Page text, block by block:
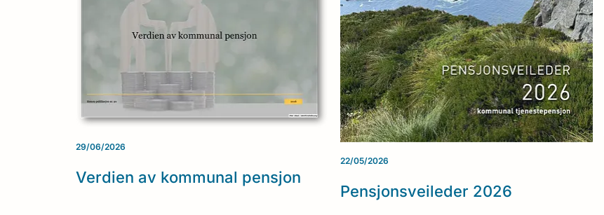
29/06/2026
Verdien av kommunal pensjon
22/05/2026
Pensjonsveileder 2026